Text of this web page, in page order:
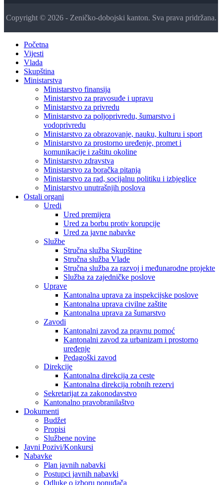
Copyright © 2026 - Zeničko-dobojski kanton. Sva prava pridržana.
Početna
Vijesti
Vlada
Skupština
Ministarstva
Ministarstvo finansija
Ministarstvo za pravosuđe i upravu
Ministarstvo za privredu
Ministarstvo za poljoprivredu, šumarstvo i
vodoprivredu
Ministarstvo za obrazovanje, nauku, kulturu i sport
Ministarstvo za prostorno uređenje, promet i
komunikacije i zaštitu okoline
Ministarstvo zdravstva
Ministarstvo za boračka pitanja
Ministarstvo za rad, socijalnu politiku i izbjeglice
Ministarstvo unutrašnjih poslova
Ostali organi
Uredi
Ured premijera
Ured za borbu protiv korupcije
Ured za javne nabavke
Službe
Stručna služba Skupštine
Stručna služba Vlade
Stručna služba za razvoj i međunarodne projekte
Služba za zajedničke poslove
Uprave
Kantonalna uprava za inspekcijske poslove
Kantonalna uprava civilne zaštite
Kantonalna uprava za šumarstvo
Zavodi
Kantonalni zavod za pravnu pomoć
Kantonalni zavod za urbanizam i prostorno
uređenje
Pedagoški zavod
Direkcije
Kantonalna direkcija za ceste
Kantonalna direkcija robnih rezervi
Sekretarijat za zakonodavstvo
Kantonalno pravobranilaštvo
Dokumenti
Budžet
Propisi
Službene novine
Javni Pozivi/Konkursi
Nabavke
Plan javnih nabavki
Postupci javnih nabavki
Odluke o izboru ponuđača